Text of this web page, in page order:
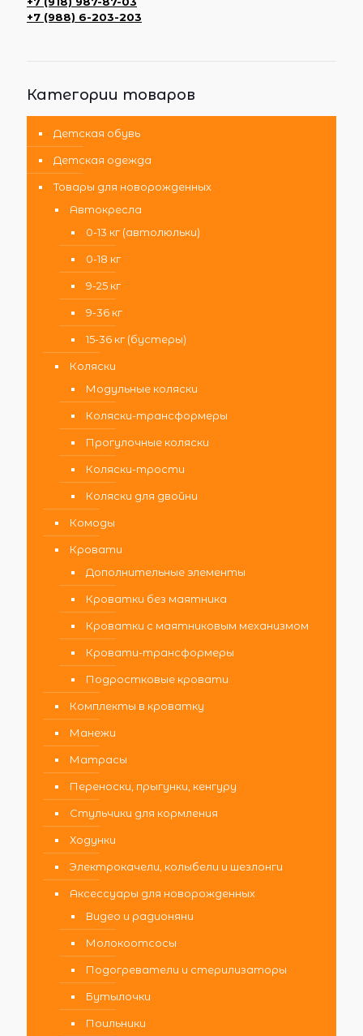
+7 (988) 6-203-203
Категории товаров
Детская обувь
Детская одежда
Товары для новорожденных
Автокресла
0-13 кг (автолюльки)
0-18 кг
9-25 кг
9-36 кг
15-36 кг (бустеры)
Коляски
Модульные коляски
Коляски-трансформеры
Прогулочные коляски
Коляски-трости
Коляски для двойни
Комоды
Кровати
Дополнительные элементы
Кроватки без маятника
Кроватки с маятниковым механизмом
Кровати-трансформеры
Подростковые кровати
Комплекты в кроватку
Манежи
Матрасы
Переноски, прыгунки, кенгуру
Стульчики для кормления
Ходунки
Электрокачели, колыбели и шезлонги
Аксессуары для новорожденных
Видео и радионяни
Молокоотсосы
Подогреватели и стерилизаторы
Бутылочки
Поильники